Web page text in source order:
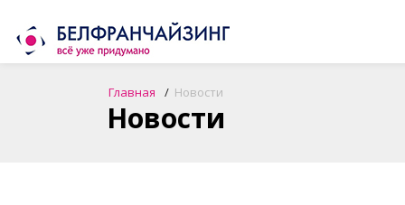
Главная Новости
Новости